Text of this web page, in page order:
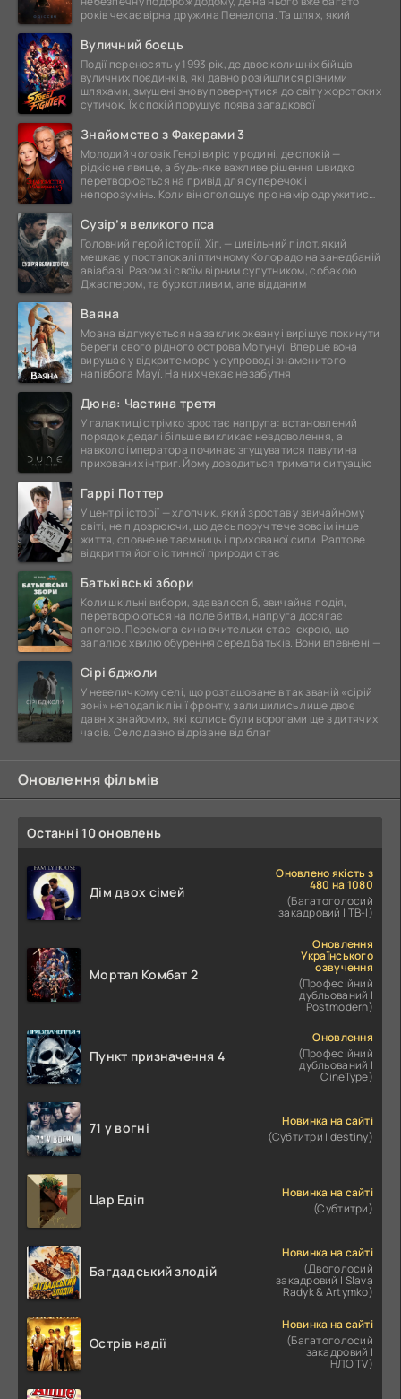
років чекає вірна дружина Пенелопа. Та шлях, який
Вуличний боєць
Події переносять у 1993 рік, де двоє колишніх бійців
вуличних поєдинків, які давно розійшлися різними
шляхами, змушені знову повернутися до світу жорстоких
сутичок. Їх спокій порушує поява загадкової
Знайомство з Факерами 3
Молодий чоловік Генрі виріс у родині, де спокій —
рідкісне явище, а будь-яке важливе рішення швидко
перетворюється на привід для суперечок і
непорозумінь. Коли він оголошує про намір одружитися,
Сузір’я великого пса
Головний герой історії, Хіг, — цивільний пілот, який
мешкає у постапокаліптичному Колорадо на занедбаній
авіабазі. Разом зі своїм вірним супутником, собакою
Джаспером, та буркотливим, але відданим
Ваяна
Моана відгукується на заклик океану і вирішує покинути
береги свого рідного острова Мотунуї. Вперше вона
вирушає у відкрите море у супроводі знаменитого
напівбога Мауї. На них чекає незабутня
Дюна: Частина третя
У галактиці стрімко зростає напруга: встановлений
порядок дедалі більше викликає невдоволення, а
навколо імператора починає згущуватися павутина
прихованих інтриг. Йому доводиться тримати ситуацію
Гаррі Поттер
У центрі історії — хлопчик, який зростав у звичайному
світі, не підозрюючи, що десь поруч тече зовсім інше
життя, сповнене таємниць і прихованої сили. Раптове
відкриття його істинної природи стає
Батьківські збори
Коли шкільні вибори, здавалося б, звичайна подія,
перетворюються на поле битви, напруга досягає
апогею. Перемога сина вчительки стає іскрою, що
запалює хвилю обурення серед батьків. Вони впевнені —
Сірі бджоли
У невеличкому селі, що розташоване в так званій «сірій
зоні» неподалік лінії фронту, залишились лише двоє
давніх знайомих, які колись були ворогами ще з дитячих
часів. Село давно відрізане від благ
Оновлення фільмів
Останні 10 оновлень
Дім двох сімей
Оновлено якість з
480 на 1080
(Багатоголосий
закадровий | ТВ-І)
Мортал Комбат 2
Оновлення
Українського
озвучення
(Професійний
дубльований |
Postmodern)
Пункт призначення 4
Оновлення
(Професійний
дубльований |
CineType)
71 у вогні
Новинка на сайті
(Субтитри | destiny)
Цар Едіп
Новинка на сайті
(Субтитри)
Багдадський злодій
Новинка на сайті
(Двоголосий
закадровий | Slava
Radyk & Artymko)
Острів надії
Новинка на сайті
(Багатоголосий
закадровий |
НЛО.TV)